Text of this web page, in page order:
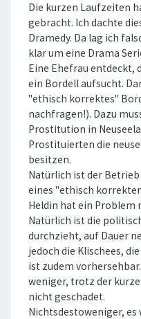
Die kurzen Laufzeiten
gebracht. Ich dachte
Dramedy. Da lag ich
klar um eine Drama
Eine Ehefrau entdeckt,
ein Bordell aufsucht.
''ethisch korrektes''
nachfragen!). Dazu
Prostitution in
Prostituierten die
besitzen.
Natürlich ist der
eines ''ethisch
Heldin hat ein Problem
Natürlich ist die
durchzieht, auf Dauer
jedoch die Klischees,
ist zudem
weniger, trotz der
nicht geschadet.
Nichtsdestoweniger,